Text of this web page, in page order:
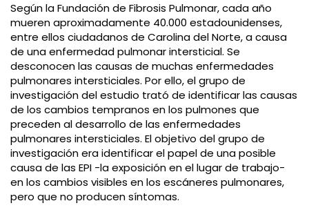
Según la Fundación de Fibrosis Pulmonar, cada año
mueren aproximadamente 40.000 estadounidenses,
entre ellos ciudadanos de Carolina del Norte, a causa
de una enfermedad pulmonar intersticial. Se
desconocen las causas de muchas enfermedades
pulmonares intersticiales. Por ello, el grupo de
investigación del estudio trató de identificar las causas
de los cambios tempranos en los pulmones que
preceden al desarrollo de las enfermedades
pulmonares intersticiales. El objetivo del grupo de
investigación era identificar el papel de una posible
causa de las EPI -la exposición en el lugar de trabajo-
en los cambios visibles en los escáneres pulmonares,
pero que no producen síntomas.